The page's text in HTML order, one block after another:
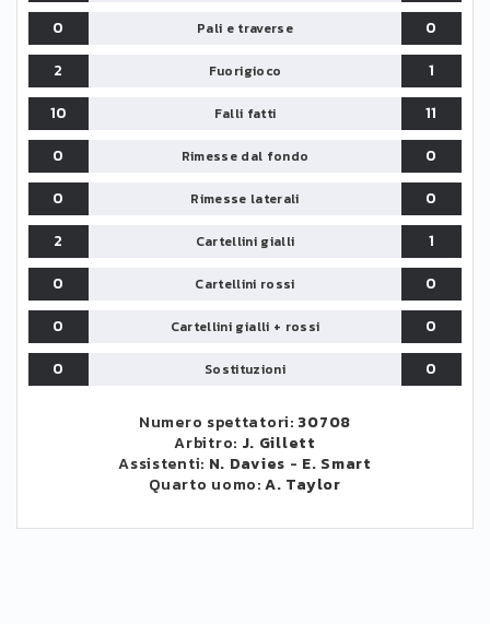
0 Pali e traverse
0
2
Fuorigioco
1
10
Falli fatti
11
0
Rimesse dal fondo
0
0
Rimesse laterali
0
2
Cartellini gialli
1
0
Cartellini rossi
0
0
Cartellini gialli + rossi
0
0
Sostituzioni 0
Numero spettatori: 30708
Arbitro: J. Gillett
Assistenti: N. Davies - E. Smart
Quarto uomo:A. Taylor